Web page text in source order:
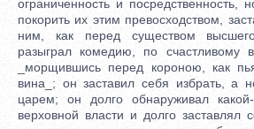
ограниченность и посредственность,
покорить их этим превосходством,
ним, как перед существом
разыграл комедию, по счастливому
_морщившись перед короною, как
вина_; он заставил себя избрать, а
царем; он долго обнаруживал
верховной власти и долго заставлял